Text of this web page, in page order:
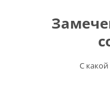
содержимому
С